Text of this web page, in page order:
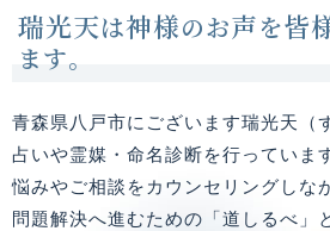
瑞光天は神様のお声を皆
ます。
青森県八戸市にございます瑞光天（
占いや霊媒・命名診断を行っていま
悩みやご相談をカウンセリングしな
問題解決へ進むための「道しるべ」